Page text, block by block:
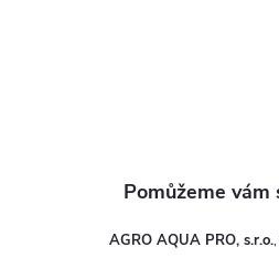
AGRO AQUA PRO, s.r.o.